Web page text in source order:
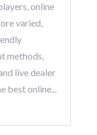
online
varied,
methods,
live dealer
best online...